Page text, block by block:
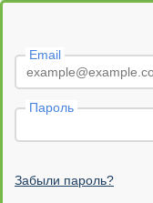
Email
Пароль
Забыли пароль?